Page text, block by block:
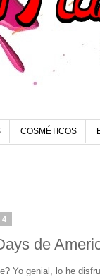
COSMÉTICOS
de
Yo genial, lo he